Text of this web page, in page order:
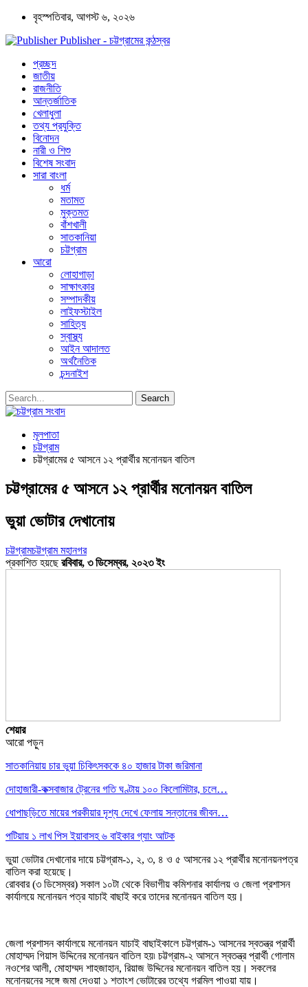
বৃহস্পতিবার, আগস্ট ৬, ২০২৬
Publisher - চট্টগ্রামের কন্ঠস্বর
প্রচ্ছদ
জাতীয়
রাজনীতি
আন্তর্জাতিক
খেলাধুলা
তথ্য প্রযুক্তি
বিনোদন
নারী ও শিশু
বিশেষ সংবাদ
সারা বাংলা
ধর্ম
মতামত
মুক্তমত
বাঁশখালী
সাতকানিয়া
চট্টগ্রাম
আরো
লোহাগাড়া
সাক্ষাৎকার
সম্পাদকীয়
লাইফস্টাইল
সাহিত্য
স্বাস্থ্য
আইন আদালত
অর্থনৈতিক
চন্দনাইশ
মূলপাতা
চট্টগ্রাম
চট্টগ্রামের ৫ আসনে ১২ প্রার্থীর মনোনয়ন বাতিল
চট্টগ্রামের ৫ আসনে ১২ প্রার্থীর মনোনয়ন বাতিল
ভুয়া ভোটার দেখানোয়
চট্টগ্রামচট্টগ্রাম মহানগর
প্রকাশিত হয়ছেরবিবার, ৩ ডিসেম্বর, ২০২৩ ইং
শেয়ার
আরো পড়ুন
সাতকানিয়ায় চার ভুয়া চিকিৎসককে ৪০ হাজার টাকা জরিমানা
দোহাজারী-কক্সবাজার ট্রেনের গতি ঘণ্টায় ১০০ কিলোমিটার, চলে…
ধোপাছড়িতে মায়ের পরকীয়ার দৃশ্য দেখে ফেলায় সন্তানের জীবন…
পটিয়ায় ১ লাখ পিস ইয়াবাসহ ৬ বাইকার গ্যাং আটক
ভুয়া ভোটার দেখানোর দায়ে চট্টগ্রাম-১, ২, ৩, ৪ ও ৫ আসনের ১২ প্রার্থীর মনোনয়নপত্র
বাতিল করা হয়েছে।
রোববার (৩ ডিসেম্বর) সকাল ১০টা থেকে বিভাগীয় কমিশনার কার্যালয় ও জেলা প্রশাসন
কার্যালয়ে মনোনয়ন পত্র যাচাই বাছাই করে তাদের মনোনয়ন বাতিল হয়।
জেলা প্রশাসন কার্যালয়ে মনোনয়ন যাচাই বাছাইকালে চট্টগ্রাম-১ আসনের স্বতন্ত্র প্রার্থী
মোহাম্মদ গিয়াস উদ্দিনের মনোনয়ন বাতিল হয়৷ চট্টগ্রাম-২ আসনে স্বতন্ত্র প্রার্থী গোলাম
নওশের আলী, মোহাম্মদ শাহজাহান, রিয়াজ উদ্দিনের মনোনয়ন বাতিল হয়। সকলের
মনোনয়নের সঙ্গে জমা দেওয়া ১ শতাংশ ভোটারের তথ্যে গরমিল পাওয়া যায়।